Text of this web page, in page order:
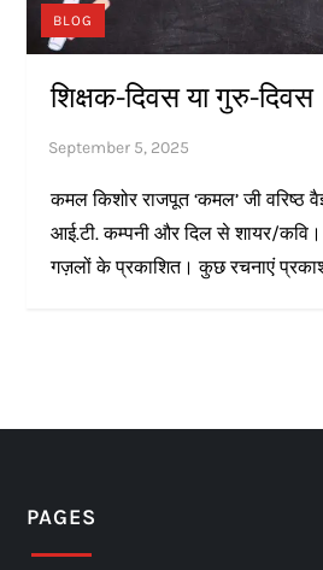
BLOG
शिक्षक-दिवस या गुरु-दिवस
कमल किशोर राजपूत ‘कमल’ जी वरिष्ठ
आई.टी. कम्पनी और दिल से शायर/कवि।
गज़लों के प्रकाशित। कुछ रचनाएं
PAGES